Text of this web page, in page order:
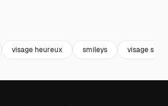
visage heureux smileys visage